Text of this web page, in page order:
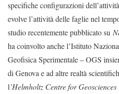
specifiche configurazioni
evolve l’attività delle faglie nel
studio recentemente pubblicato su
ha coinvolto anche l’Istituto
Geofisica Sperimentale – OGS
di Genova e ad altre realtà
l’Helmholtz Centre for Geosciences